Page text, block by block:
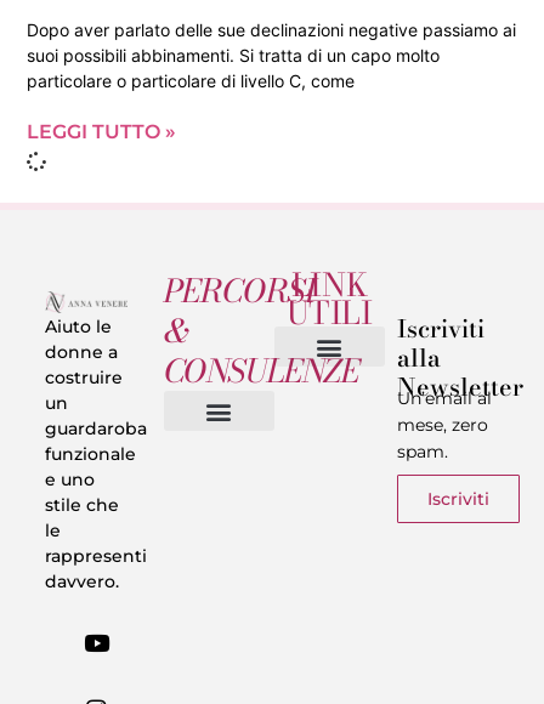
Dopo aver parlato delle sue declinazioni negative passiamo ai
suoi possibili abbinamenti. Si tratta di un capo molto
particolare o particolare di livello C, come
LEGGI TUTTO »
Aiuto le
donne a
costruire
un
guardaroba
funzionale
e uno
stile che
le
rappresenti
davvero.
PERCORSI
&
CONSULENZE
LINK
UTILI Iscriviti
alla
Newsletter
Un’email al
mese, zero
spam.
Iscriviti